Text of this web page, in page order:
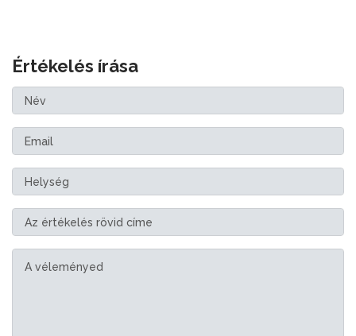
Értékelés írása